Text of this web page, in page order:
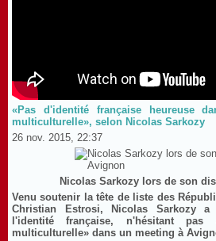
«Pas d'identité française heureuse
multiculturelle», selon Nicolas Sarkozy
26 nov. 2015, 22:37
Nicolas Sarkozy lors de son
Venu soutenir la tête de liste des
Christian Estrosi, Nicolas Sarkozy
l'identité française, n'hésitant
multiculturelle» dans un meeting à